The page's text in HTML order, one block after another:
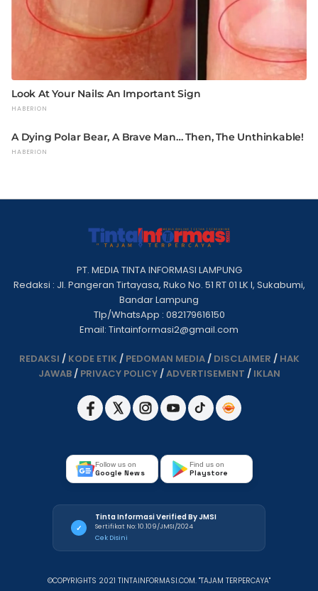
PT. MEDIA TINTA INFORMASI LAMPUNG
Redaksi : Jl. Pangeran Tirtayasa, Ruko No. 51 RT 01 LK I, Sukabumi,
Bandar Lampung
Tlp/WhatsApp : 082179616150
Email: Tintainformasi2@gmail.com
REDAKSI / KODE ETIK / PEDOMAN MEDIA/ DISCLAIMER / HAK
JAWAB/ PRIVACY POLICY/ADVERTISEMENT / IKLAN
Follow us on
Google News
Find us on
Playstore
✓
Tinta Informasi Verified By JMSI
Sertifikat No: 10.109/JMSI/2024
Cek Disini
©COPYRIGHTS 2021 TINTAINFORMASI.COM. "TAJAM TERPERCAYA"